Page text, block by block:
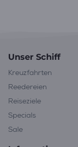
Unser Schiff
Kreuzfahrten
Reedereien
Reiseziele
Specials
Sale